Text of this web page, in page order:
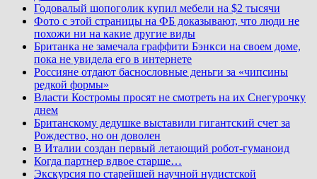
Годовалый шопоголик купил мебели на $2 тысячи
Фото с этой страницы на ФБ доказывают, что люди не
похожи ни на какие другие виды
Британка не замечала граффити Бэнкси на своем доме,
пока не увидела его в интернете
Россияне отдают баснословные деньги за «чипсины
редкой формы»
Власти Костромы просят не смотреть на их Снегурочку
днем
Британскому дедушке выставили гигантский счет за
Рождество, но он доволен
В Италии создан первый летающий робот-гуманоид
Когда партнер вдвое старше…
Экскурсия по старейшей научной нудистской